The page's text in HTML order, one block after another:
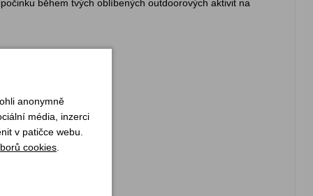
během tvých oblíbených outdoorových aktivit na
anonymně
média, inzerci
v patičce webu.
cookies